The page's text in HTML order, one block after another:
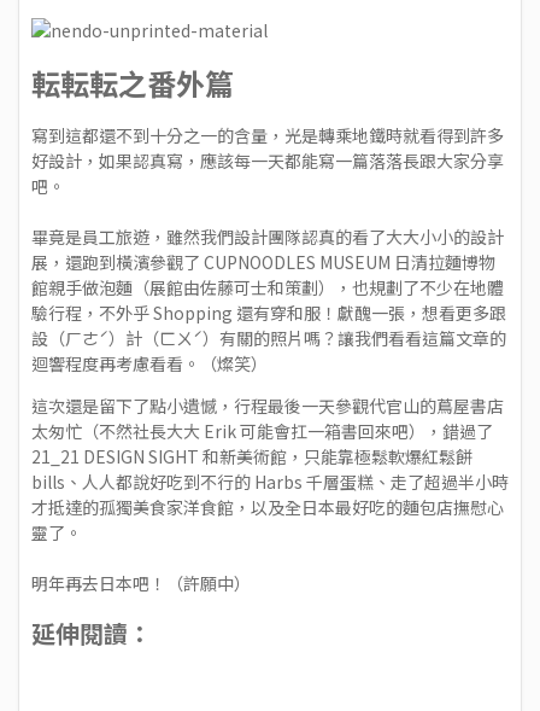
転転転之番外篇
寫到這都還不到十分之一的含量，光是轉乘地鐵時就看得到許多
好設計，如果認真寫，應該每一天都能寫一篇落落長跟大家分享
吧。
畢竟是員工旅遊，雖然我們設計團隊認真的看了大大小小的設計
展，還跑到橫濱參觀了 CUPNOODLES MUSEUM 日清拉麵博物
館親手做泡麵（展館由佐藤可士和策劃），也規劃了不少在地體
驗行程，不外乎 Shopping 還有穿和服！獻醜一張，想看更多跟
設（ㄏㄜˊ）計（ㄈㄨˊ）有關的照片嗎？讓我們看看這篇文章的
迴響程度再考慮看看。（燦笑）
這次還是留下了點小遺憾，行程最後一天參觀代官山的蔦屋書店
太匆忙（不然社長大大 Erik 可能會扛一箱書回來吧），錯過了
21_21 DESIGN SIGHT 和新美術館，只能靠極鬆軟爆紅鬆餅
bills、人人都說好吃到不行的 Harbs 千層蛋糕、走了超過半小時
才抵達的孤獨美食家洋食館，以及全日本最好吃的麵包店撫慰心
靈了。
明年再去日本吧！（許願中）
延伸閱讀：